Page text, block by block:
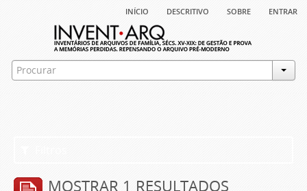
início descritivo sobre entrar
MOSTRAR 1 RESULTADOS